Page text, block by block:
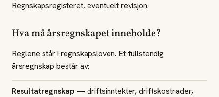
Regnskapsregisteret, eventuelt revisjon.
Hva må årsregnskapet inneholde?
Reglene står i regnskapsloven. Et fullstendig
årsregnskap består av:
Resultatregnskap — driftsinntekter, driftskostnader,